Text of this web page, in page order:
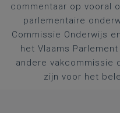
commentaar op vooral
parlementaire
Commissie Onderwijs
het Vlaams
andere vakcommissie
zijn voor het